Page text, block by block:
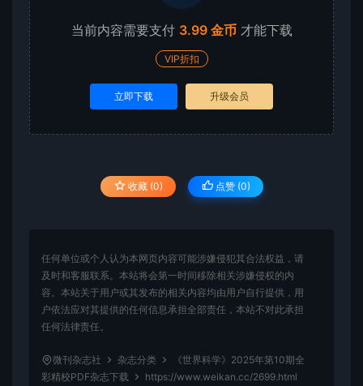
当前内容需要支付 3.99 金币 才能下载
VIP折扣
立即下载 升级会员
收藏 (0) 点赞 (0)
任何单位或个人认为本网页内容可能涉嫌侵犯其合法权益，请
及时和客服联系。本站将会第一时间移除相关涉嫌侵权的内
容。本站关于用户或其发布的相关内容均由用户自行提供，用
户依法应对其提供的任何信息承担全部责任，本站不对此承担
任何法律责任。
微刊杂志社 杂志分类
《世界科学》2025年第10期全
彩精校PDF杂志下载
https://www.weikan.cc/2699.html